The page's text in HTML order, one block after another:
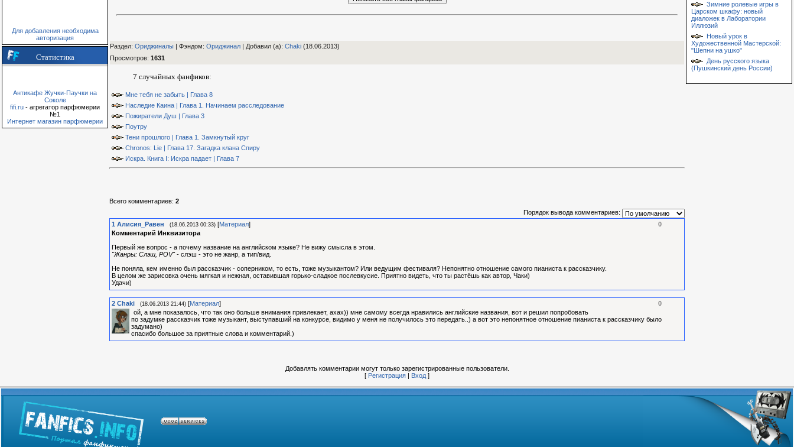
Для добавления необходима
авторизация
Статистика
Антикафе Жучки-Паучки на
Соколе
fifi.ru - агрегатор парфюмерии
№1
Интернет магазин парфюмерии
Раздел: Ориджиналы | Фэндом: Ориджинал | Добавил (а): Chaki (18.06.2013)
Просмотров: 1631
7 случайных фанфиков:
Мне тебя не забыть | Глава 8
Наследие Каина | Глава 1. Начинаем расследование
Пожиратели Душ | Глава 3
Поутру
Тени прошлого | Глава 1. Замкнутый круг
Chronos: Lie | Глава 17. Загадка клана Спиру
Искра. Книга I: Искра падает | Глава 7
Всего комментариев: 2
Порядок вывода комментариев:
0
1 Алиcия_Равен (18.06.2013 00:33) [Материал]
Комментарий Инквизитора
Первый же вопрос - а почему название на английском языке? Не вижу смысла в этом.
"Жанры: Слэш, POV"- слэш - это не жанр, а тип/вид.
Не поняла, кем именно был рассказчик - соперником, то есть, тоже музыкантом? Или ведущим фестиваля? Непонятно отношение самого пианиста к рассказчику.
В целом же зарисовка очень мягкая и нежная, оставившая горько-сладкое послевкусие. Приятно видеть, что ты растёшь как автор, Чаки)
Удачи)
0
2 Chaki (18.06.2013 21:44) [Материал]
ой, а мне показалось, что так оно больше внимания привлекает, ахах)) мне самому всегда нравились английские названия, вот и решил попробовать
по задумке рассказчик тоже музыкант, выступавший на конкурсе, видимо у меня не получилось это передать..) а вот это непонятное отношение пианиста к рассказчику было
задумано)
спасибо большое за приятные слова и комментарий.)
Добавлять комментарии могут только зарегистрированные пользователи.
[ Регистрация | Вход ]
Зимние ролевые игры в
Царском шкафу: новый
диаложек в Лаборатории
Иллюзий
Новый урок в
Художественной Мастерской:
"Шепни на ушко"
День русского языка
(Пушкинский день России)